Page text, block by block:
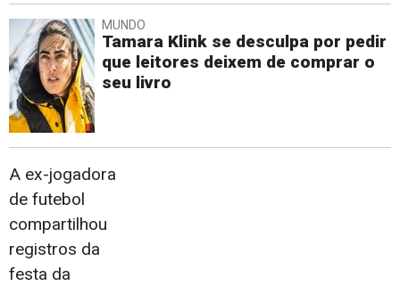
MUNDO
Tamara Klink se desculpa por pedir
que leitores deixem de comprar o
seu livro
A ex-jogadora
de futebol
compartilhou
registros da
festa da